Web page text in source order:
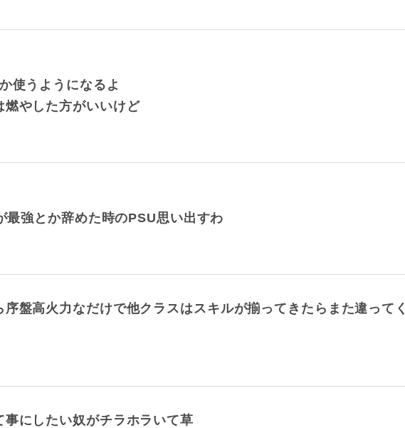
使うようになるよ
燃やした方がいいけど
強とか辞めた時のPSU思い出すわ
盤高火力なだけで他クラスはスキルが揃ってきたらまた違ってく
にしたい奴がチラホラいて草